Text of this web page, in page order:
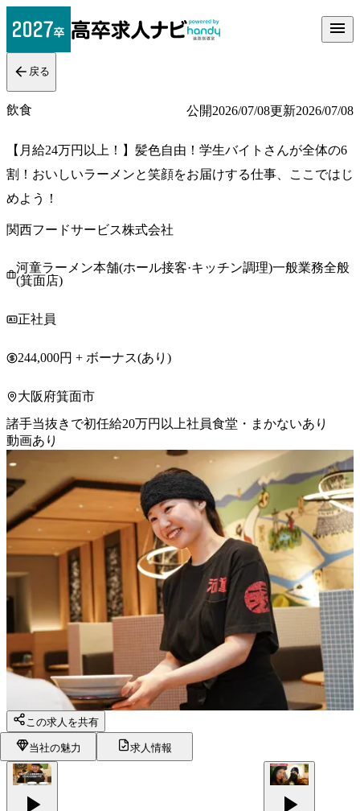
戻る
飲食 公開2026/07/08更新2026/07/08
【月給24万円以上！】髪色自由！学生バイトさんが全体の6
割！おいしいラーメンと笑顔をお届けする仕事、ここではじ
めよう！
関西フードサービス株式会社
河童ラーメン本舗(ホール接客·キッチン調理)一般業務全般
(箕面店)
正社員
244,000円 + ボーナス(あり)
大阪府箕面市
諸手当抜きで初任給20万円以上社員食堂・まかないあり
動画あり
この求人を共有
当社の魅力 求人情報